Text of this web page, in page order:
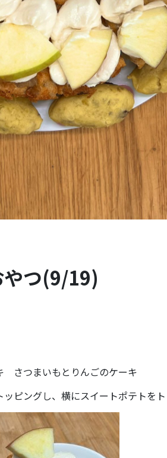
やつ(9/19)
さつまいもとりんごのケーキ
ピングし、横にスイートポテトを